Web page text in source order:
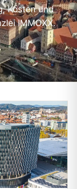
Kosten und
IMMOXX.